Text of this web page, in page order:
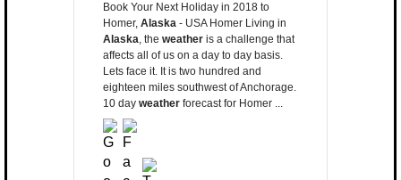
Book Your Next Holiday in 2018 to
Homer, Alaska - USA Homer Living in
Alaska, the weather is a challenge that
affects all of us on a day to day basis.
Lets face it. It is two hundred and
eighteen miles southwest of Anchorage.
10 day weather forecast for Homer ...